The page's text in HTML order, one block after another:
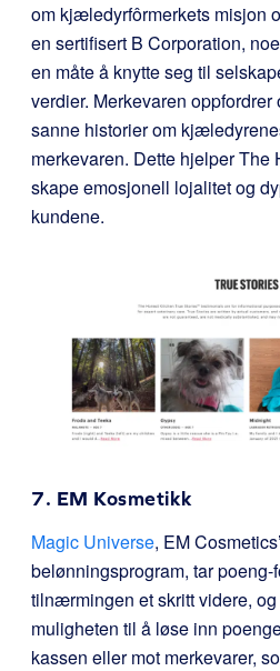
om kjæledyrfôrmerkets misjon
en sertifisert B Corporation,
en måte å knytte seg til
verdier. Merkevaren
sanne historier om
merkevaren. Dette hjelper The
skape emosjonell lojalitet og
kundene.
7. EM Kosmetikk
Magic Universe, EM
belønningsprogram, tar poeng-
tilnærmingen et skritt videre,
muligheten til å løse inn
kassen eller mot merkevarer,